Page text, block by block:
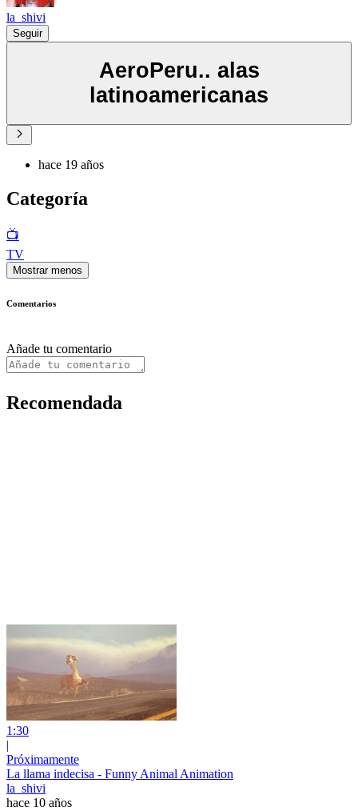
la_shivi
Seguir
AeroPeru.. alas
latinoamericanas
hace 19 años
Categoría
📺
TV
Mostrar menos
Comentarios
Añade tu comentario
Recomendada
1:30
|
Próximamente
La llama indecisa - Funny Animal Animation
la_shivi
hace 10 años